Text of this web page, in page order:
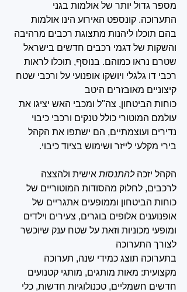
מספר גדול יותר של אולמות בגני
התערוכה. קונספט האירוע הינו אולמות
בהם תוכלו ליהנות מתצוגת רכבים מרהיבה
והשקות של דגמי רכבים חדשים בישראל
שטרם נראו כמוהם. בנוסף, תוכלו לראות
רכבי דו גלגלי ויושקו אופנועי על ורכבי שטח
קיצוניים מאובזרים היטב
כוחות הביטחון, צה"ל ומכבי האש יציגו את
עולמם המוטורי כולל טנקים ורכבי כיבוי
נדירים ועוצמתיים, הם ישתפו את הקהל
בירי מקלעי לייזר ושימוש בציוד כיבוי.
הקהל יזכה להתנסות אישית ולהצצה
לרכבים, לחלוק מהסודות המוטוריים של
כוחות הביטחון וממופעים אתגריים של
אופנוענים אלופים בוגרים, צעירים וילדים
ומופעי מכוניות וזאת על שטח ענק שיוכשר
לצורך התערוכה
בתערוכה תוצג כמידי שנה, תערוכה
מקצועית: מאות מותגים, מותגי קטנועים
חדשים חשמליים, טכנולוגיות חדשות, כלי